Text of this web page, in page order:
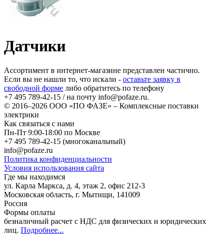
Датчики
Ассортимент в интернет-магазине представлен частично.
Если вы не нашли то, что искали - оставьте заявку в
свободной форме либо обратитесь по телефону
+7 495 789-42-15 / на почту info@pofaze.ru.
© 2016–2026 ООО «ПО ФАЗЕ» – Комплексные поставки
электрики
Как связаться с нами
Пн-Пт 9:00-18:00 по Москве
+7 495 789-42-15 (многоканальный)
info@pofaze.ru
Политика конфиденциальности
Условия использования сайта
Где мы находимся
ул. Карла Маркса, д. 4, этаж 2, офис 212-3
Московская область, г. Мытищи, 141009
Россия
Формы оплаты
безналичный расчет с НДС для физических и юридических
лиц. Подробнее...